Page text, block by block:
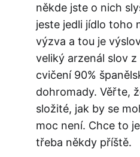
někde jste o nich
jeste jedli jídlo toho
výzva a tou je
veliký arzenál slov
cvičení 90%
dohromady. Věřte,
složité, jak by se
moc není. Chce to
třeba někdy příště.